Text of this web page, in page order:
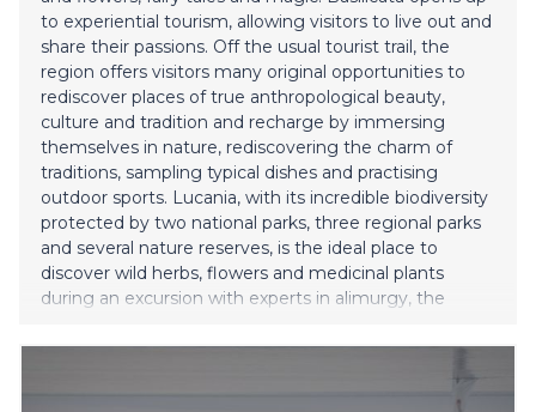
to experiential tourism, allowing visitors to live out and
share their passions. Off the usual tourist trail, the
region offers visitors many original opportunities to
rediscover places of true anthropological beauty,
culture and tradition and recharge by immersing
themselves in nature, rediscovering the charm of
traditions, sampling typical dishes and practising
outdoor sports. Lucania, with its incredible biodiversity
protected by two national parks, three regional parks
and several nature reserves, is the ideal place to
discover wild herbs, flowers and medicinal plants
during an excursion with experts in alimurgy, the
better known today as 'foraging'. To find out more,